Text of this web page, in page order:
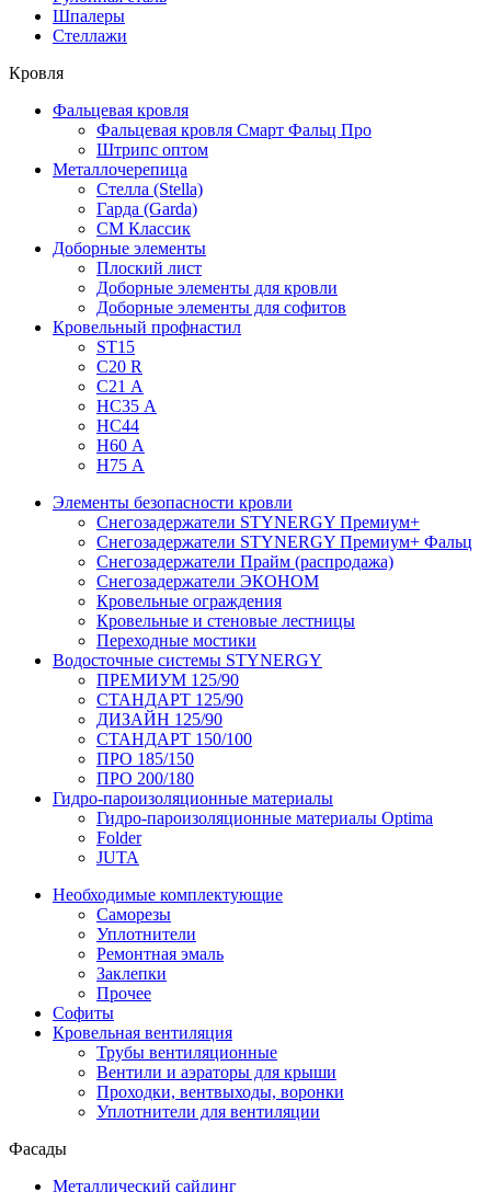
Шпалеры
Стеллажи
Кровля
Фальцевая кровля
Фальцевая кровля Смарт Фальц Про
Штрипс оптом
Металлочерепица
Стелла (Stella)
Гарда (Garda)
СМ Классик
Доборные элементы
Плоский лист
Доборные элементы для кровли
Доборные элементы для софитов
Кровельный профнастил
ST15
С20 R
C21 А
НС35 А
НС44
Н60 А
Н75 А
Элементы безопасности кровли
Снегозадержатели STYNERGY Премиум+
Снегозадержатели STYNERGY Премиум+ Фальц
Снегозадержатели Прайм (распродажа)
Снегозадержатели ЭКОНОМ
Кровельные ограждения
Кровельные и стеновые лестницы
Переходные мостики
Водосточные системы STYNERGY
ПРЕМИУМ 125/90
СТАНДАРТ 125/90
ДИЗАЙН 125/90
СТАНДАРТ 150/100
ПРО 185/150
ПРО 200/180
Гидро-пароизоляционные материалы
Гидро-пароизоляционные материалы Optima
Folder
JUTA
Необходимые комплектующие
Саморезы
Уплотнители
Ремонтная эмаль
Заклепки
Прочее
Софиты
Кровельная вентиляция
Трубы вентиляционные
Вентили и аэраторы для крыши
Проходки, вентвыходы, воронки
Уплотнители для вентиляции
Фасады
Металлический сайдинг